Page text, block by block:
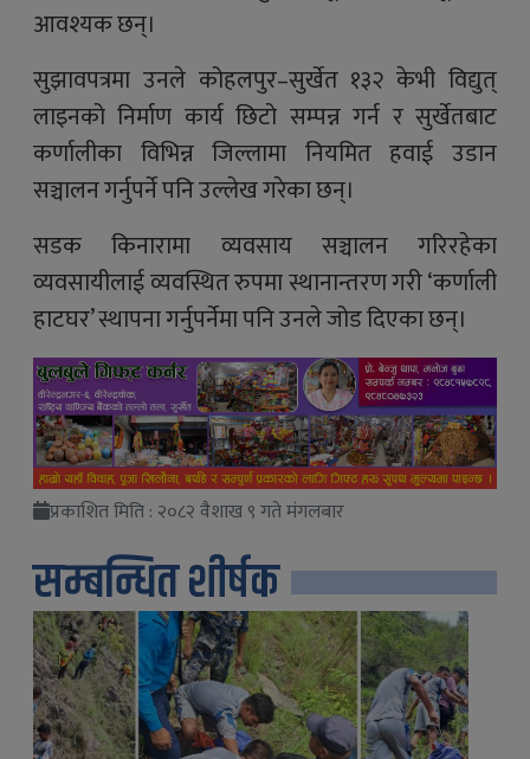
आवश्यक छन्।
सुझावपत्रमा उनले कोहलपुर–सुर्खेत १३२ केभी विद्युत्
लाइनको निर्माण कार्य छिटो सम्पन्न गर्न र सुर्खेतबाट
कर्णालीका विभिन्न जिल्लामा नियमित हवाई उडान
सञ्चालन गर्नुपर्ने पनि उल्लेख गरेका छन्।
सडक किनारामा व्यवसाय सञ्चालन गरिरहेका
व्यवसायीलाई व्यवस्थित रुपमा स्थानान्तरण गरी ‘कर्णाली
हाटघर’ स्थापना गर्नुपर्नेमा पनि उनले जोड दिएका छन्।
प्रकाशित मिति : २०८२ वैशाख ९ गते मंगलबार
सम्बन्धित शीर्षक